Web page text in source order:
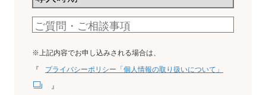
※上記内容でお申し込みされる場合は、
『
プライバシーポリシー「個人情報の取り扱いについて」
』